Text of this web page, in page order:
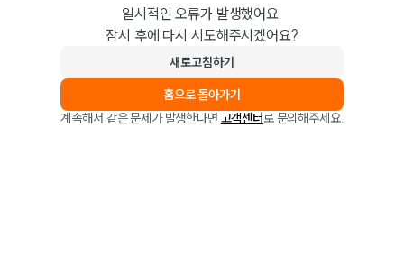
일시적인 오류가 발생했어요.
잠시 후에 다시 시도해주시겠어요?
새로고침하기
홈으로 돌아가기
계속해서 같은 문제가 발생한다면 고객센터로 문의해주세요.